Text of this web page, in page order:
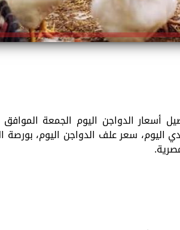
اليوم، سعر علف الدواجن اليوم،